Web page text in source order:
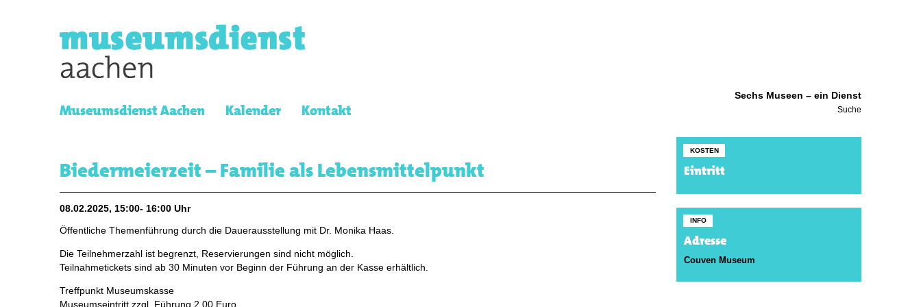
Sechs Museen – ein Dienst
Museumsdienst Aachen Kalender Kontakt Suche
Biedermeierzeit – Familie als Lebensmittelpunkt
08.02.2025, 15:00- 16:00 Uhr
Öffentliche Themenführung durch die Dauerausstellung mit Dr. Monika Haas.
Die Teilnehmerzahl ist begrenzt, Reservierungen sind nicht möglich.
Teilnahmetickets sind ab 30 Minuten vor Beginn der Führung an der Kasse erhältlich.
Treffpunkt Museumskasse
Museumseintritt zzgl. Führung 2,00 Euro,
KOSTEN
Eintritt
INFO
Adresse
Couven Museum